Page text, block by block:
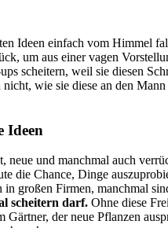
Ideen einfach vom Himmel
um aus einer vagen
scheitern, weil sie diesen
wie sie diese an den
Ideen
neue und manchmal auch
die Chance, Dinge
großen Firmen, manchmal
scheitern darf. Ohne diese
Gärtner, der neue Pflanzen